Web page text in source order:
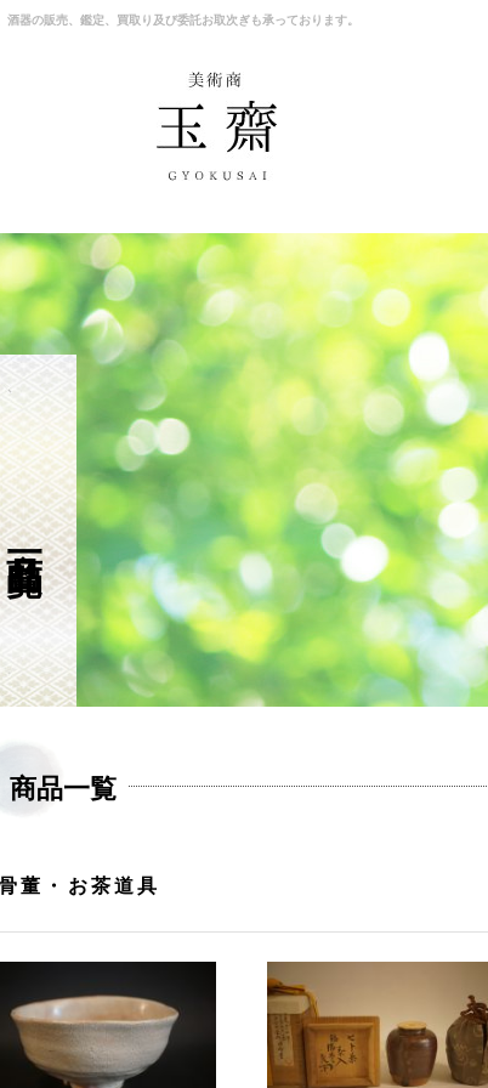
器の販売、鑑定、買取り及び委託お取次ぎも承っております。
商品一覧
商品一覧
董・お茶道具